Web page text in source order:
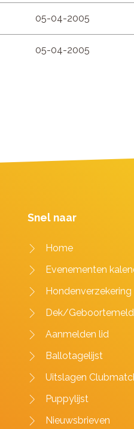
05-04-2005
05-04-2005
Snel naar
Home
Evenementen
Hondenverzekering
Dek/
Aanmelden lid
Ballotagelijst
Uitslagen
Puppylijst
Nieuwsbrieven